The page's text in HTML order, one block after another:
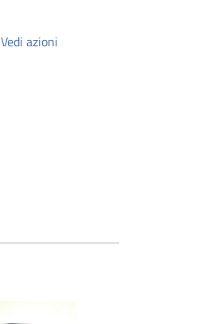
Vedi azioni